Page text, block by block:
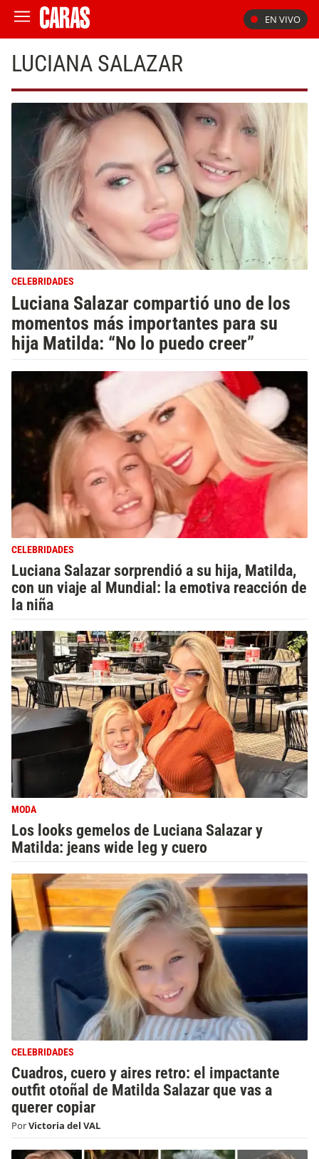
EN VIVO
LUCIANA SALAZAR
CELEBRIDADES
Luciana Salazar compartió uno de los
momentos más importantes para su
hija Matilda: “No lo puedo creer”
CELEBRIDADES
Luciana Salazar sorprendió a su hija, Matilda,
con un viaje al Mundial: la emotiva reacción de
la niña
MODA
Los looks gemelos de Luciana Salazar y
Matilda: jeans wide leg y cuero
CELEBRIDADES
Cuadros, cuero y aires retro: el impactante
outfit otoñal de Matilda Salazar que vas a
querer copiar
PorVictoria del VAL